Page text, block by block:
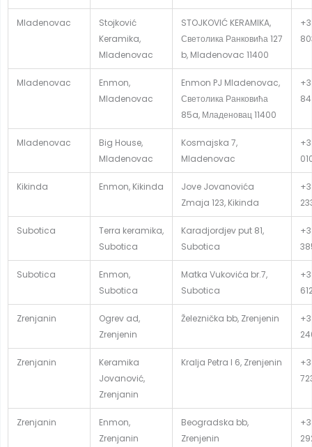
Mladenovac
Stojković
Keramika,
Mladenovac
STOJKOVIĆ KERAMIKA,
Светолика Ранковића 127
b, Mladenovac 11400
Mladenovac
Enmon,
Mladenovac
Enmon PJ Mladenovac,
Светолика Ранковића
85a, Младеновац 11400
84
Mladenovac
Big House,
Mladenovac
Kosmajska 7,
Mladenovac
Kikinda Enmon, Kikinda
Jove Jovanovića
Zmaja 123, Kikinda
Subotica
Terra keramika,
Subotica
Karadjordjev put 81,
Subotica
Subotica
Enmon,
Subotica
Matka Vukovića br.7,
Subotica
Zrenjanin
Ogrev ad,
Zrenjenin
Železnička bb, Zrenjenin
Zrenjanin
Keramika
Jovanović,
Zrenjanin
Kralja Petra I 6, Zrenjenin
Zrenjanin
Enmon,
Zrenjanin
Beogradska bb,
Zrenjenin